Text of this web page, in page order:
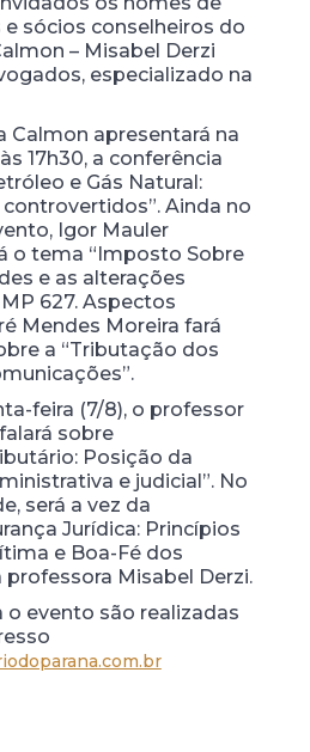
sócios conselheiros do
– Misabel Derzi
especializado na
Calmon apresentará na
17h30, a conferência
e Gás Natural:
Ainda no
Igor Mauler
o tema “Imposto Sobre
e as alterações
627. Aspectos
Mendes Moreira fará
a “Tributação dos
feira (7/8), o professor
sobre
Posição da
e judicial”. No
será a vez da
Jurídica: Princípios
e Boa-Fé dos
professora Misabel Derzi.
o evento são realizadas